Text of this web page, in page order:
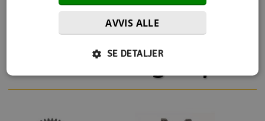
Flere så også på
AVVIS ALLE
SE DETALJER